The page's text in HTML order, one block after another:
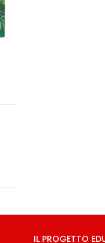
IL PROGETTO